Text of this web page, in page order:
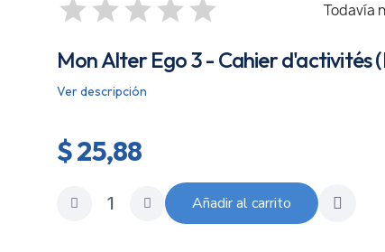
Todavía
Mon Alter Ego 3 - Cahier d'activités
Ver descripción
$ 25,88
Añadir al carrito